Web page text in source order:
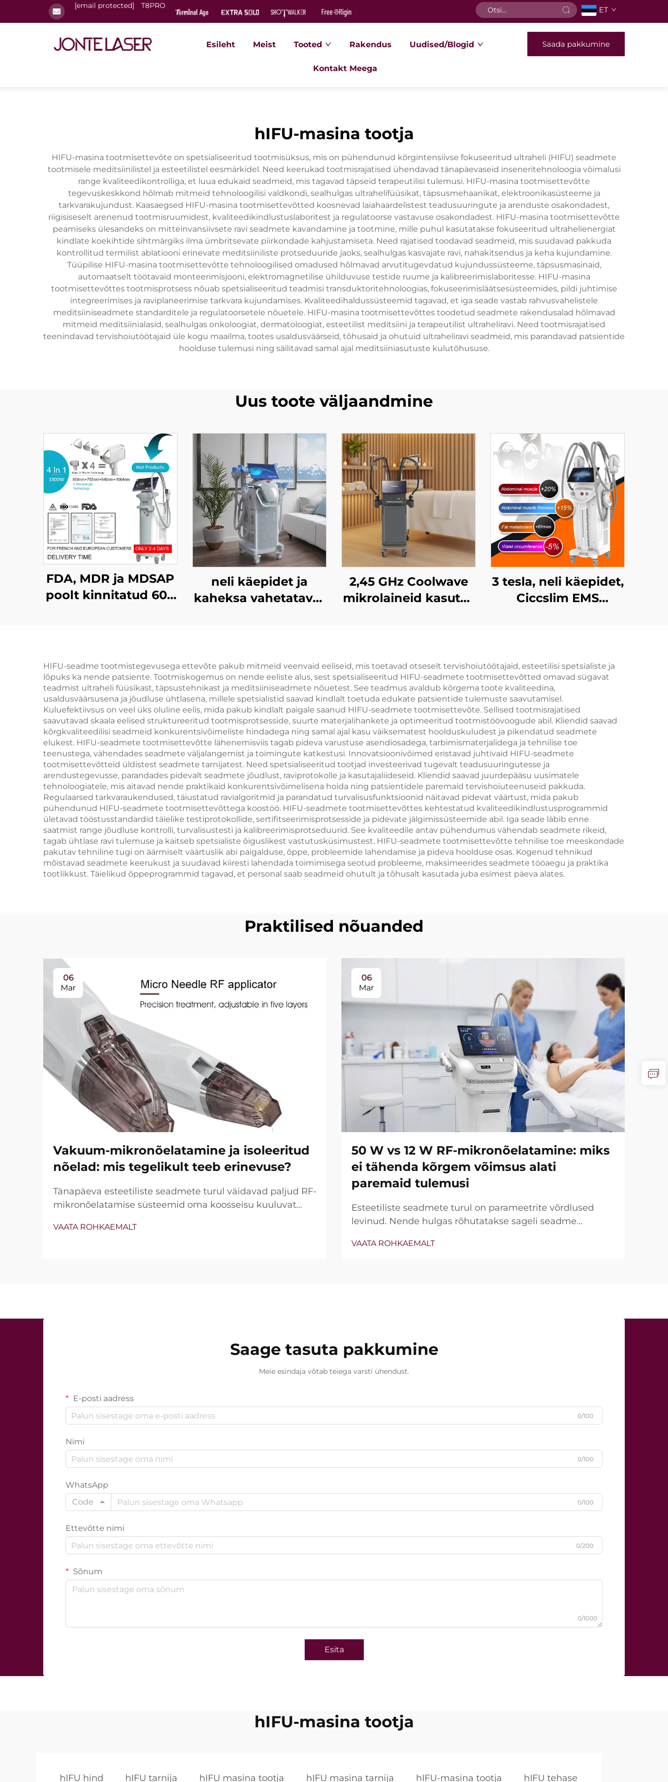
[email protected] T8PRO ET
Esileht Meist Tooted Rakendus Uudised/Blogid
Kontakt Meega
Saada pakkumine
hIFU-masina tootja
HIFU-masina tootmisettevõte on spetsialiseeritud tootmisüksus, mis on pühendunud kõrgintensiivse fokuseeritud ultraheli (HIFU) seadmete
tootmisele meditsiinilistel ja esteetilistel eesmärkidel. Need keerukad tootmisrajatised ühendavad tänapäevaseid inseneritehnoloogia võimalusi
range kvaliteedikontrolliga, et luua edukaid seadmeid, mis tagavad täpseid terapeutilisi tulemusi. HIFU-masina tootmisettevõtte
tegevuskeskkond hõlmab mitmeid tehnoloogilisi valdkondi, sealhulgas ultrahelifüüsikat, täpsusmehaanikat, elektroonikasüsteeme ja
tarkvarakujundust. Kaasaegsed HIFU-masina tootmisettevõtted koosnevad laiahaardelistest teadusuuringute ja arenduste osakondadest,
riigisiseselt arenenud tootmisruumidest, kvaliteedikindlustuslaboritest ja regulatoorse vastavuse osakondadest. HIFU-masina tootmisettevõtte
peamiseks ülesandeks on mitteinvansiivsete ravi seadmete kavandamine ja tootmine, mille puhul kasutatakse fokuseeritud ultrahelienergiat
kindlate koekihtide sihtmärgiks ilma ümbritsevate piirkondade kahjustamiseta. Need rajatised toodavad seadmeid, mis suudavad pakkuda
kontrollitud termilist ablatiooni erinevate meditsiiniliste protseduuride jaoks, sealhulgas kasvajate ravi, nahakitsendus ja keha kujundamine.
Tüüpilise HIFU-masina tootmisettevõtte tehnoloogilised omadused hõlmavad arvutitugevdatud kujundussüsteeme, täpsusmasinaid,
automaatselt töötavaid monteerimisjooni, elektromagnetilise ühilduvuse testide ruume ja kalibreerimislaboritesse. HIFU-masina
tootmisettevõttes tootmisprotsess nõuab spetsialiseeritud teadmisi transduktoritehnoloogias, fokuseerimisläätsesüsteemides, pildi juhtimise
integreerimises ja raviplaneerimise tarkvara kujundamises. Kvaliteedihaldussüsteemid tagavad, et iga seade vastab rahvusvahelistele
meditsiiniseadmete standarditele ja regulatoorsetele nõuetele. HIFU-masina tootmisettevõttes toodetud seadmete rakendusalad hõlmavad
mitmeid meditsiinialasid, sealhulgas onkoloogiat, dermatoloogiat, esteetilist meditsiini ja terapeutilist ultraheliravi. Need tootmisrajatised
teenindavad tervishoiutöötajaid üle kogu maailma, tootes usaldusväärseid, tõhusaid ja ohutuid ultraheliravi seadmeid, mis parandavad patsientide
hoolduse tulemusi ning säilitavad samal ajal meditsiiniasutuste kulutõhususe.
Uus toote väljaandmine
FDA, MDR ja MDSAP
poolt kinnitatud 600
juukse
eemaldamiseks,
millel on
asendatavad kohtad
ja lainepikkused 755
nm, 808 nm, 940 nm
ja 1064 nm
neli käepidet ja
kaheksa vahetatavat
kraadist
jahutustehnoloogiat,
cryoterapiat ja
kaalulangetust
2,45 GHz Coolwave
mikrolaineid kasutav
vähendamiseks,
nahas tõmbumise ja
pingutamise ning
näo raadiosagedusel
põhineva
kaalakaotuse ja keha
õhukese tegemisega
3 tesla, neli käepidet,
Ciccslim EMS
HIFU-seadme tootmistegevusega ettevõte pakub mitmeid veenvaid eeliseid, mis toetavad otseselt tervishoiutöötajaid, esteetilisi spetsialiste ja
lõpuks ka nende patsiente. Tootmiskogemus on nende eeliste alus, sest spetsialiseeritud HIFU-seadmete tootmisettevõtted omavad sügavat
teadmist ultraheli füüsikast, täpsustehnikast ja meditsiiniseadmete nõuetest. See teadmus avaldub kõrgema toote kvaliteedina,
usaldusväärsusena ja jõudluse ühtlasena, millele spetsialistid saavad kindlalt toetuda edukate patsientide tulemuste saavutamisel.
Kuluefektiivsus on veel üks oluline eelis, mida pakub kindlalt paigale saanud HIFU-seadmete tootmisettevõte. Sellised tootmisrajatised
saavutavad skaala eelised struktureeritud tootmisprotsesside, suurte materjalihankete ja optimeeritud tootmistöövoogude abil. Kliendid saavad
kõrgkvaliteedilisi seadmeid konkurentsivõimeliste hindadega ning samal ajal kasu väiksematest hoolduskuludest ja pikendatud seadmete
elukest. HIFU-seadmete tootmisettevõtte lähenemisviis tagab pideva varustuse asendiosadega, tarbimismaterjalidega ja tehnilise toe
teenustega, vähendades seadmete väljalangemist ja toimingute katkestusi. Innovatsioonivõimed eristavad juhtivaid HIFU-seadmete
tootmisettevõtteid üldistest seadmete tarnijatest. Need spetsialiseeritud tootjad investeerivad tugevalt teadusuuringutesse ja
arendustegevusse, parandades pidevalt seadmete jõudlust, raviprotokolle ja kasutajaliideseid. Kliendid saavad juurdepääsu uusimatele
tehnoloogiatele, mis aitavad nende praktikaid konkurentsivõimelisena hoida ning patsientidele paremaid tervishoiuteenuseid pakkuda.
Regulaarsed tarkvaraukendused, täiustatud ravialgoritmid ja parandatud turvalisusfunktsioonid näitavad pidevat väärtust, mida pakub
pühendunud HIFU-seadmete tootmisettevõttega koostöö. HIFU-seadmete tootmisettevõttes kehtestatud kvaliteedikindlustusprogrammid
ületavad tööstusstandardid täielike testiprotokollide, sertifitseerimisprotsesside ja pidevate jälgimissüsteemide abil. Iga seade läbib enne
saatmist range jõudluse kontrolli, turvalisustesti ja kalibreerimisprotseduurid. See kvaliteedile antav pühendumus vähendab seadmete rikeid,
tagab ühtlase ravi tulemuse ja kaitseb spetsialiste õiguslikest vastutusküsimustest. HIFU-seadmete tootmisettevõtte tehnilise toe meeskondade
pakutav tehniline tugi on äärmiselt väärtuslik abi paigalduse, õppe, probleemide lahendamise ja pideva hoolduse osas. Kogenud tehnikud
mõistavad seadmete keerukust ja suudavad kiiresti lahendada toimimisega seotud probleeme, maksimeerides seadmete tööaegu ja praktika
tootlikkust. Täielikud õppeprogrammid tagavad, et personal saab seadmeid ohutult ja tõhusalt kasutada juba esimest päeva alates.
Praktilised nõuanded
06
Mar
Vakuum-mikronõelatamine ja isoleeritud
nõelad: mis tegelikult teeb erinevuse?
Tänapäeva esteetiliste seadmete turul väidavad paljud RF-
mikronõelatamise süsteemid oma koosseisu kuuluvat
ei ole siiski lihtsalt see, kas need funktsioonid olemas on,
VAATA ROHKAEMALT
06
Mar
50 W vs 12 W RF-mikronõelatamine: miks
ei tähenda kõrgem võimsus alati
paremaid tulemusi
Esteetiliste seadmete turul on parameetrite võrdlused
levinud. Nende hulgas rõhutatakse sageli seadme
vaadeldes on aga tegelikkus päris teine. Paljude
VAATA ROHKAEMALT
Saage tasuta pakkumine
Meie esindaja võtab teiega varsti ühendust.
E-posti aadress
0/100
Nimi
0/100
WhatsApp
Code
0/100
Ettevõtte nimi
0/200
Sõnum
0/1000
Esita
hIFU-masina tootja
hIFU hind hIFU tarnija hIFU masina tootja hIFU masina tarnija hIFU-masina tootja hIFU tehase